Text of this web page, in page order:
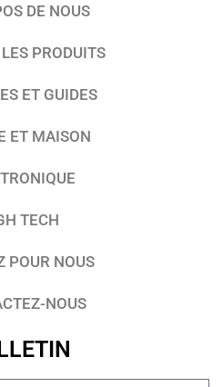
DE NOUS
PRODUITS
ET GUIDES
ET MAISON
TECH
POUR NOUS
NOUS